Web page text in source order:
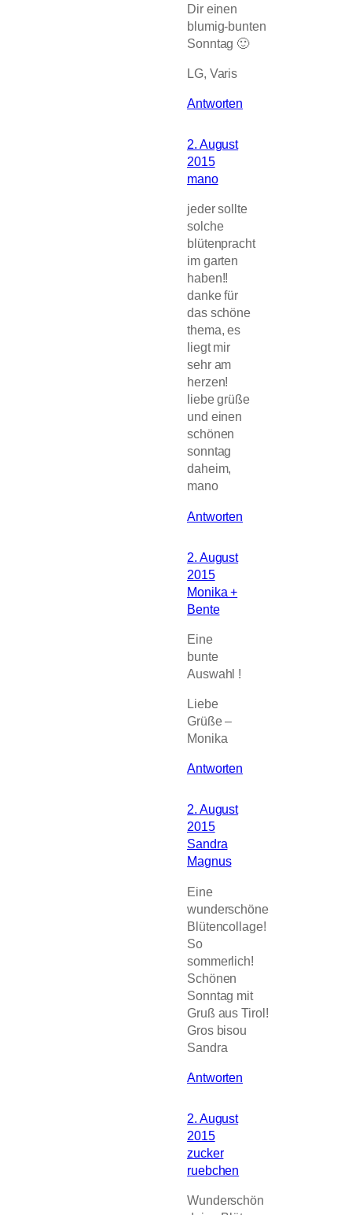
Dir einen
blumig-bunten
Sonntag 🙂
LG, Varis
Antworten
2. August
2015
mano
jeder sollte
solche
blütenpracht
im garten
haben!!
danke für
das schöne
thema, es
liegt mir
sehr am
herzen!
liebe grüße
und einen
schönen
sonntag
daheim,
mano
Antworten
2. August
2015
Monika +
Bente
Eine
bunte
Auswahl !
Liebe
Grüße –
Monika
Antworten
2. August
2015
Sandra
Magnus
Eine
wunderschöne
Blütencollage!
So
sommerlich!
Schönen
Sonntag mit
Gruß aus Tirol!
Gros bisou
Sandra
Antworten
2. August
2015
zucker
ruebchen
Wunderschön